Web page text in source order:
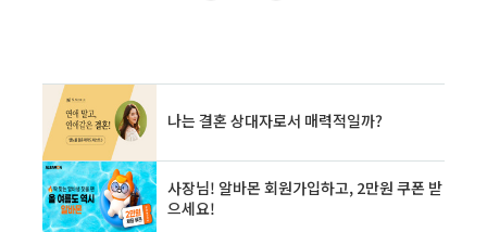
CMA 계좌 종류 비교(유트브 설명 클릭)RP형: 가
장 안정적이며 예측 가능한 수익 제공MMF형: 단
기 채권형 펀드로 유동성과 수익률 균형발행어음
형: 증권사 자체..